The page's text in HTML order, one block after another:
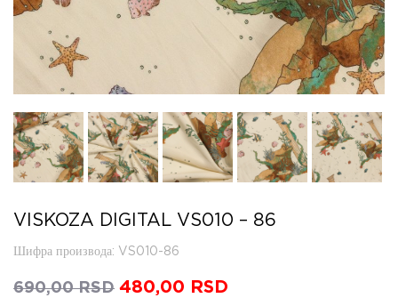
VISKOZA DIGITAL VS010 – 86
Шифра производа: VS010-86
690,00RSD Оригинална
480,00 RSD